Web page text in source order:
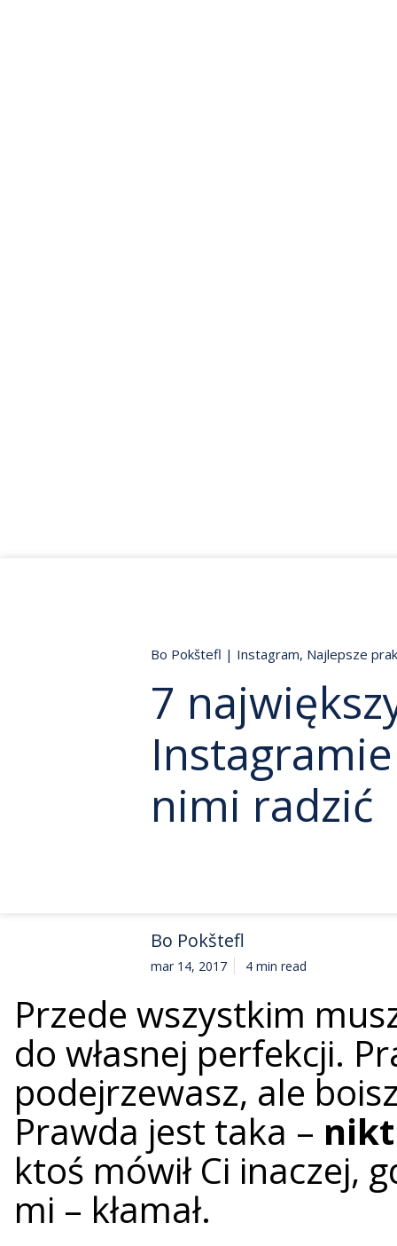
Bo Pokštefl | Instagram, Najlepsze
7
nimi radzić
Bo Pokštefl
mar 14, 2017 4 min read
Przede wszystkim
do własnej perfekcji.
podejrzewasz, ale
Prawda jest taka –
ktoś mówił Ci inaczej,
mi – kłamał.